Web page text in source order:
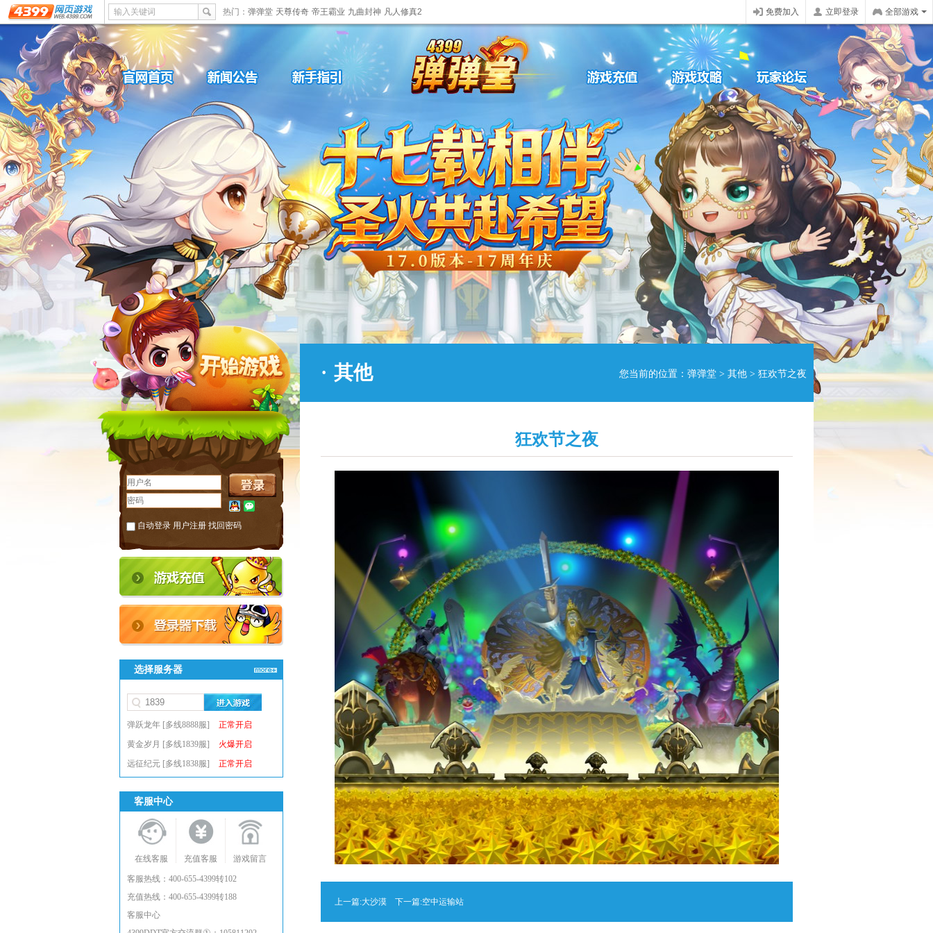
输入关键词 热门： 弹弹堂 天尊传奇 帝王霸业 九曲封神 凡人修真2 免费加入 立即登录 全部游戏
自动登录 用户注册 找回密码
选择服务器
弹跃龙年 [多线8888服]
正常开启
黄金岁月 [多线1839服]
火爆开启
远征纪元 [多线1838服]
正常开启
客服中心
在线客服 充值客服 游戏留言
客服热线：400-655-4399转102
充值热线：400-655-4399转188
客服中心
您当前的位置： 弹弹堂 > 其他 > 狂欢节之夜
· 其他
狂欢节之夜
上一篇:大沙漠 下一篇:空中运输站